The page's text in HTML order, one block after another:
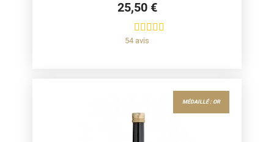
25,50 €
54 avis
MÉDAILLÉ : OR